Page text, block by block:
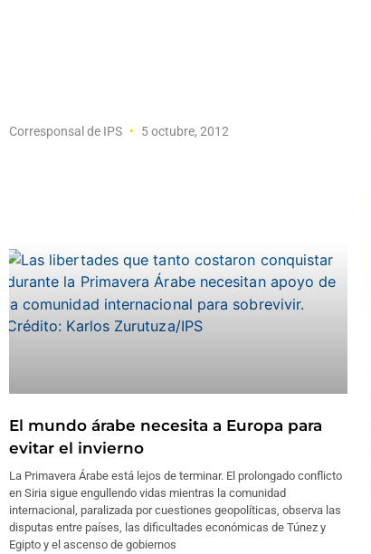
Corresponsal de IPS 5 octubre, 2012
El mundo árabe necesita a Europa para
evitar el invierno
La Primavera Árabe está lejos de terminar. El prolongado conflicto
en Siria sigue engullendo vidas mientras la comunidad
internacional, paralizada por cuestiones geopolíticas, observa las
disputas entre países, las dificultades económicas de Túnez y
Egipto y el ascenso de gobiernos